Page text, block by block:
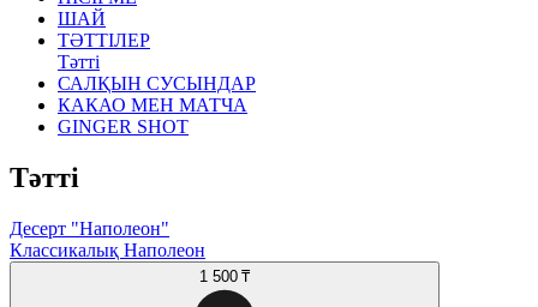
ШАЙ
ТӘТТІЛЕР
Тәтті
САЛҚЫН СУСЫНДАР
КАКАО МЕН МАТЧА
GINGER SHOT
Тәтті
Десерт "Наполеон"
Классикалық Наполеон
1 500 ₸